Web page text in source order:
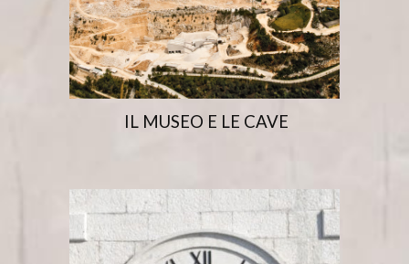
IL MUSEO E LE CAVE